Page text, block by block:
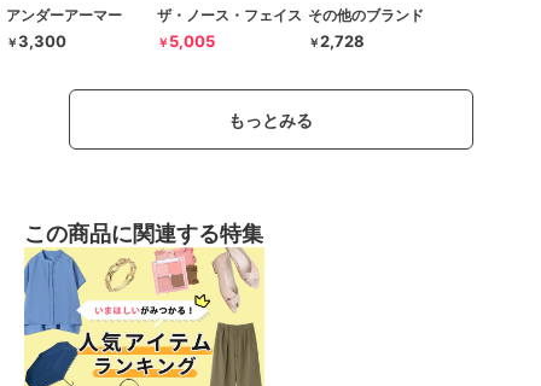
アンダーアーマー
￥3,300
ザ・ノース・フェイス
￥ 5,005
その他のブランド
￥2,728
もっとみる
この商品に関連する特集